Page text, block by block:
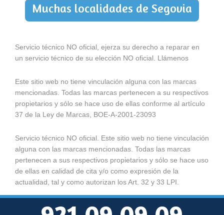
Muchas localidades de Segovia
Servicio técnico NO oficial, ejerza su derecho a reparar en
un servicio técnico de su elección NO oficial. Llámenos
Este sitio web no tiene vinculación alguna con las marcas
mencionadas. Todas las marcas pertenecen a su respectivos
propietarios y sólo se hace uso de ellas conforme al artículo
37 de la Ley de Marcas, BOE-A-2001-23093
Servicio técnico NO oficial. Este sitio web no tiene vinculación
alguna con las marcas mencionadas. Todas las marcas
pertenecen a sus respectivos propietarios y sólo se hace uso
de ellas en calidad de cita y/o como expresión de la
actualidad, tal y como autorizan los Art. 32 y 33 LPI.